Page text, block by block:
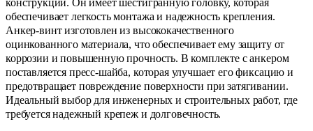
обеспечивает легкость монтажа и надежность крепления.
Анкер-винт изготовлен из высококачественного
оцинкованного материала, что обеспечивает ему защиту от
коррозии и повышенную прочность. В комплекте с анкером
поставляется пресс-шайба, которая улучшает его фиксацию и
предотвращает повреждение поверхности при затягивании.
Идеальный выбор для инженерных и строительных работ, где
требуется надежный крепеж и долговечность.